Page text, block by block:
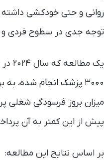
روانی و حتی خودکشی داشته
توجه جدی در سطوح فردی
یک
۳۰۰۰ پزشک انجام شده،
میزان بروز فرسودگی شغلی
پیش از این کمتر به آن
بر اساس نتایج این مطالعه: